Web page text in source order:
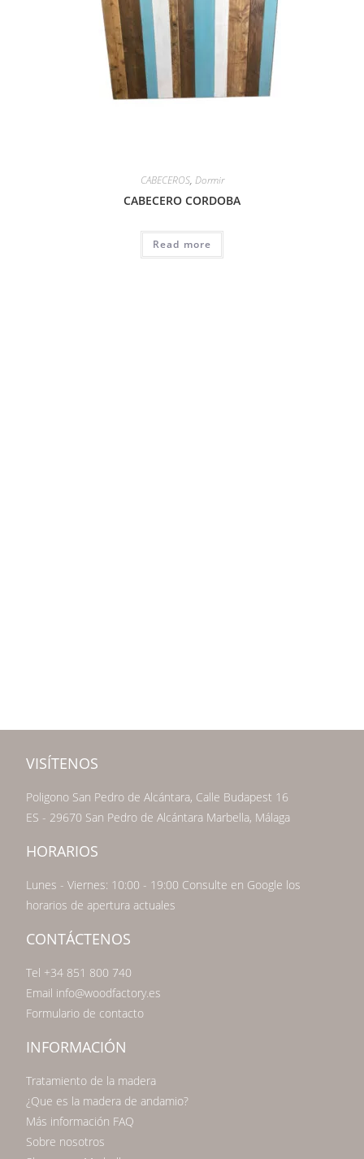
CABECEROS, Dormir
CABECERO CORDOBA
Read more
VISÍTENOS
Poligono San Pedro de Alcántara, Calle Budapest 16
ES - 29670 San Pedro de Alcántara Marbella, Málaga
HORARIOS
Lunes - Viernes: 10:00 - 19:00 Consulte en Google los
horarios de apertura actuales
CONTÁCTENOS
Tel +34 851 800 740
Email info@woodfactory.es
Formulario de contacto
INFORMACIÓN
Tratamiento de la madera
¿Que es la madera de andamio?
Más información FAQ
Sobre nosotros